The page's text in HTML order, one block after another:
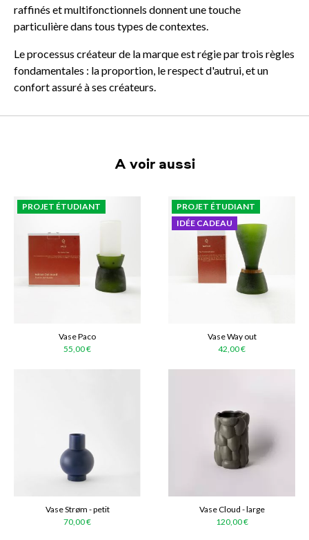
raffinés et multifonctionnels donnent une touche
particulière dans tous types de contextes.
Le processus créateur de la marque est régie par trois règles
fondamentales : la proportion, le respect d'autrui, et un
confort assuré à ses créateurs.
A voir aussi
PROJET ÉTUDIANT
Vase Paco
55,00 €
PROJET ÉTUDIANT
IDÉE CADEAU
Vase Way out
42,00 €
Vase Strøm - petit
70,00 €
Vase Cloud - large
120,00 €